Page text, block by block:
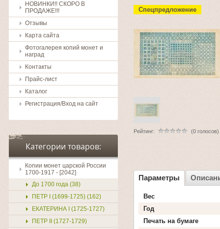
НОВИНКИ!! СКОРО В
ПРОДАЖЕ!!!
Отзывы
Карта сайта
Фотогалерея копий монет и
наград
Контакты
Прайс-лист
Каталог
Регистрация/Вход на сайт
Категории товаров:
Копии монет царской России
1700-1917 - [2042]
До 1700 года (38)
ПЕТР I (1699-1725) (162)
ЕКАТЕРИНА I (1725-1727)
ПЕТР II (1727-1729)
Спецпредложение
Рейтинг: (0 голосов)
Параметры
Вес
Год
Печать на бумаге